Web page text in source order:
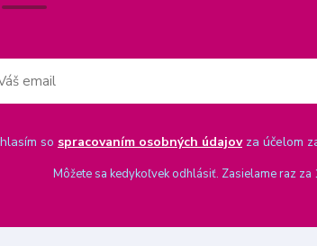
so spracovaním osobných údajovza účelom
Môžete sa kedykoľvek odhlásiť. Zasielame raz za